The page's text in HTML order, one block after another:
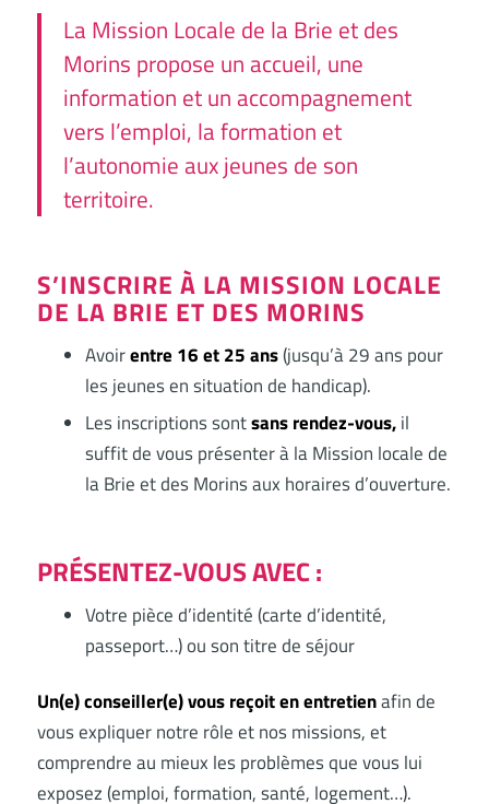
La Mission Locale de la Brie et des
Morins propose un accueil, une
information et un accompagnement
vers l’emploi, la formation et
l’autonomie aux jeunes de son
territoire.
S’INSCRIRE À LA MISSION LOCALE
DE LA BRIE ET DES MORINS
Avoirentre 16 et 25 ans(jusqu’à 29 ans pour
les jeunes en situation de handicap).
Les inscriptions sontsans rendez-vous,il
suffit de vous présenter à la Mission locale de
la Brie et des Morins aux horaires d’ouverture.
PRÉSENTEZ-VOUS AVEC :
Votre pièce d’identité (carte d’identité,
passeport…) ou son titre de séjour
Un(e) conseiller(e) vous reçoit en entretienafin de
vous expliquer notre rôle et nos missions, et
comprendre au mieux les problèmes que vous lui
exposez (emploi, formation, santé, logement…).